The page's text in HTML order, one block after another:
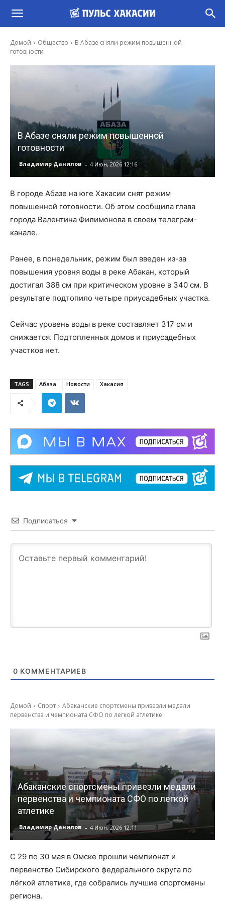
Домой Общество
В Абазе сняли режим повышенной
готовности
В Абазе сняли режим повышенной
готовности
Владимир Данилов - 4 Июн, 2026 12:16
В городе Абазе на юге Хакасии снят режим
повышенной готовности. Об этом сообщила глава
города Валентина Филимонова в своем телеграм-
канале.
Ранее, в понедельник, режим был введен из-за
повышения уровня воды в реке Абакан, который
достигал 388 см при критическом уровне в 340 см. В
результате подтопило четыре приусадебных участка.
Сейчас уровень воды в реке составляет 317 см и
снижается. Подтопленных домов и приусадебных
участков нет.
TAGS Абаза Новости Хакасия
Подписаться
0 КОММЕНТАРИЕВ